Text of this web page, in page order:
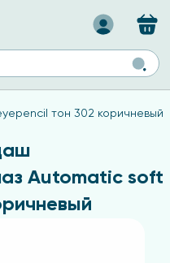
кожи
кожи
кожи
кожи
тон 302 коричневый
Automatic soft